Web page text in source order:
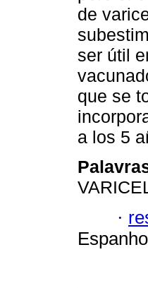
de
ser útil
que se
a los 5
·